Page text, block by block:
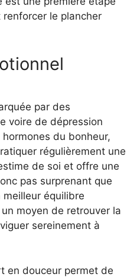
le plancher
par des
voire de dépression
du bonheur,
régulièrement une
de soi et offre une
pas surprenant que
meilleur équilibre
moyen de retrouver la
sereinement à
en douceur permet de